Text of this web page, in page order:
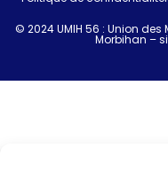
© 2024 UMIH 56 : Union
Morbihan –